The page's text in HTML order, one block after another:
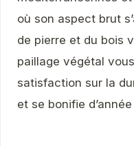
où son aspect brut
de pierre et du bois
paillage végétal
satisfaction sur la
et se bonifie